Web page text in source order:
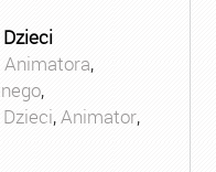
,
,
,Animator,